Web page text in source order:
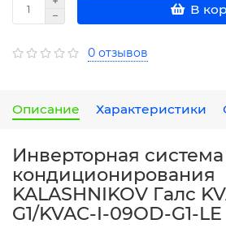
В
0 отзывов
Описание Характеристики
Инверторная система
кондиционирования
KALASHNIKOV Галс
G1/KVAC-I-09OD-G1-LE